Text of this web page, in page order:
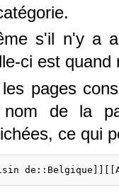
s'il n'y a
ci est quand
pages
de la
ce qui